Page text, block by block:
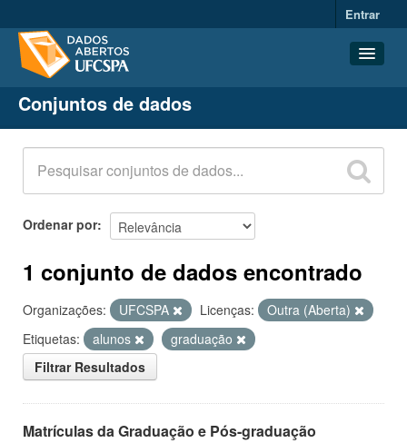
Entrar
Conjuntos de dados
Organizações
Grupos
Sobre
Conjuntos de dados
Ordenar por
1 conjunto de dados encontrado
Organizações: UFCSPA Licenças:
Outra (Aberta)
Etiquetas:
alunos
graduação
Filtrar Resultados
Matrículas da Graduação e Pós-graduação